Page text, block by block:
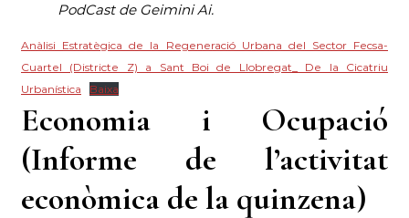
PodCast de Geimini Ai.
Anàlisi Estratègica de la Regeneració Urbana del Sector Fecsa-
Cuartel (Districte Z) a Sant Boi de Llobregat_ De la Cicatriu
Urbanística
Baixa
Economia i Ocupació
(Informe de l’activitat
econòmica de la quinzena)